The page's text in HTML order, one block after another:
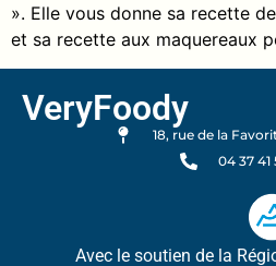
». Elle vous donne sa recette
et sa recette aux maquereaux
VeryFoody
18, rue de la
04 37 41
Avec le soutien de la